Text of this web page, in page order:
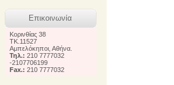
Επικοινωνία
Κορινθίας 38
TK.11527
Αμπελόκηποι, Αθήνα.
Τηλ.: 210 7777032
-2107706199
Fax.: 210 7777032